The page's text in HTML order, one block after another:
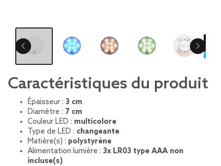
Caractéristiques du produit
Épaisseur : 3 cm
Diamètre : 7 cm
Couleur LED : multicolore
Type de LED : changeante
Matière(s) : polystyrène
Alimentation lumière : 3x LR03 type AAA non
incluse(s)